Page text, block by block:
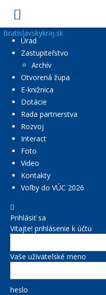
Bratislavskykraj.sk
Úrad
Zastupiteľstvo
Archív
Otvorená župa
E-knižnica
Dotácie
Rada partnerstva
Rozvoj
Interact
Foto
Video
Kontakty
Voľby do VÚC 2026
Prihlásiť sa
Vitajte! prihlásenie k účtu
Vaše užívateľské meno
heslo